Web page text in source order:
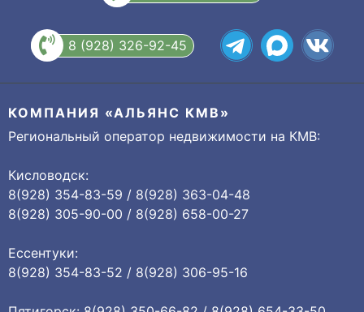
8 (928) 326-92-45
КОМПАНИЯ «АЛЬЯНС КМВ»
Региональный оператор недвижимости на КМВ:
Кисловодск:
8(928) 354-83-59 / 8(928) 363-04-48
8(928) 305-90-00 / 8(928) 658-00-27
Ессентуки:
8(928) 354-83-52 / 8(928) 306-95-16